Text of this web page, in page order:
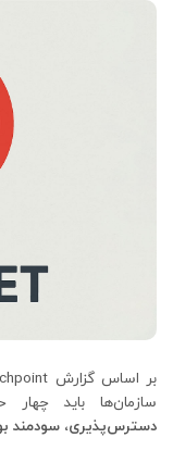
توسط
سازمان‌ها باید
دسترس‌پذیری، سودمند